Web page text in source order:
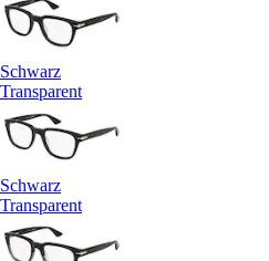
Schwarz
Transparent
Schwarz
Transparent